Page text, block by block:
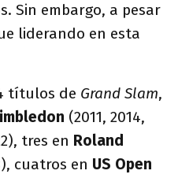
Sin embargo, a pesar
liderando en esta
títulos de Grand Slam,
(2011, 2014,
tres en Roland
cuatros en US Open